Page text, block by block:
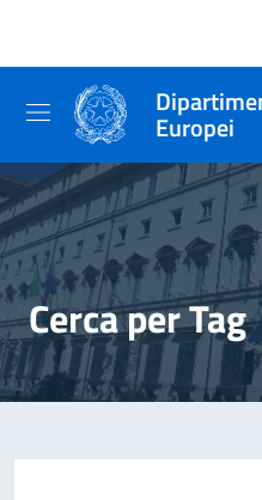
Europei
Cerca per Tag